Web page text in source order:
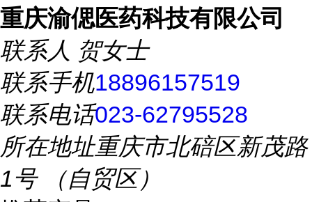
重庆渝偲医药科技有限公司
联系人 贺女士
联系手机18896157519
联系电话023-62795528
所在地址重庆市北碚区新茂路
1号 （自贸区）